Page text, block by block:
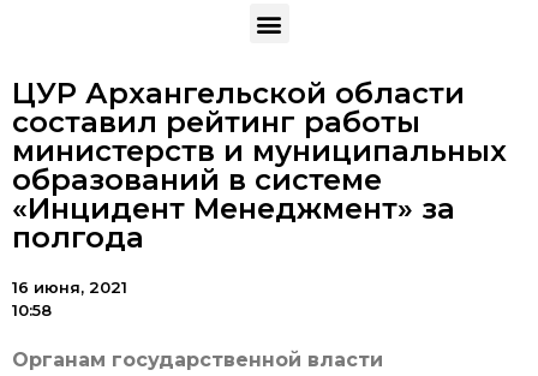
ЦУР Архангельской области
составил рейтинг работы
министерств и муниципальных
образований в системе
«Инцидент Менеджмент» за
полгода
16 июня, 2021
10:58
Органам государственной власти